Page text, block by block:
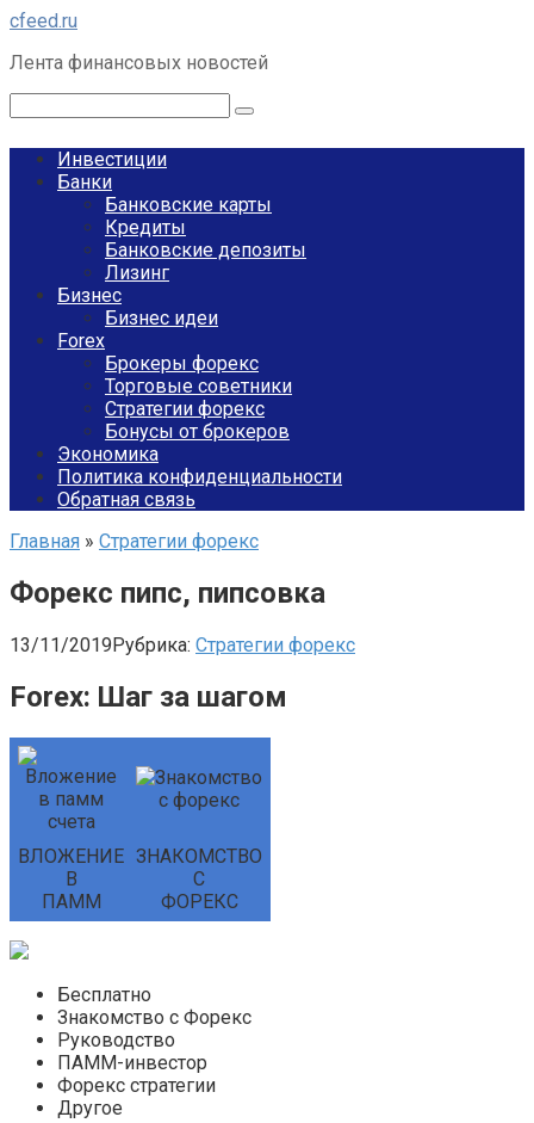
Перейти
контенту
cfeed.ru
Лента финансовых новостей
Инвестиции
Банки
Банковские карты
Кредиты
Банковские депозиты
Лизинг
Бизнес
Бизнес идеи
Forex
Брокеры форекс
Торговые советники
Стратегии форекс
Бонусы от брокеров
Экономика
Политика конфиденциальности
Обратная связь
Главная » Стратегии форекс
Форекс пипс, пипсовка
13/11/2019Рубрика: Стратегии форекс
Forex: Шаг за шагом
ВЛОЖЕНИЕ
В
ПАММ
ЗНАКОМСТВО
С
ФОРЕКС
Бесплатно
Знакомство с Форекс
Руководство
ПАММ-инвестор
Форекс стратегии
Другое